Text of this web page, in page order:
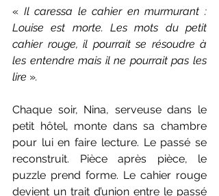
« Il caressa le cahier en murmurant :
Louise est morte. Les mots du petit
cahier rouge, il pourrait se résoudre à
les entendre mais il ne pourrait pas les
lire ».
Chaque soir, Nina, serveuse dans le
petit hôtel, monte dans sa chambre
pour lui en faire lecture. Le passé se
reconstruit. Pièce après pièce, le
puzzle prend forme. Le cahier rouge
devient un trait d’union entre le passé